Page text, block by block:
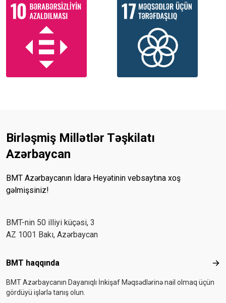
Birləşmiş Millətlər Təşkilatı
Azərbaycan
BMT Azərbaycanın İdarə Heyətinin vebsaytına xoş
gəlmişsiniz!
BMT-nin 50 illiyi küçəsi, 3
AZ 1001 Bakı, Azərbaycan
Footer menu
BMT haqqında
BMT Azərbaycanın Dayanıqlı İnkişaf Məqsədlərinə nail olmaq üçün
gördüyü işlərlə tanış olun.